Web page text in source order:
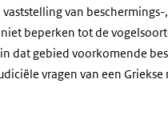
van
beperken tot de
dat gebied voorkomende
vragen van een Griekse